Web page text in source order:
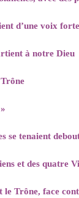
d’une voix
à notre Dieu
se tenaient
et des quatre
le Trône, face